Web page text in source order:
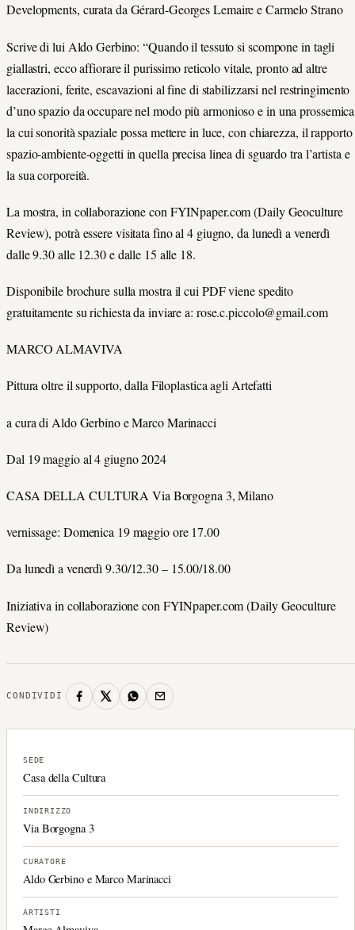
Developments, curata da Gérard-Georges Lemaire e Carmelo Strano
Scrive di lui Aldo Gerbino: “Quando il tessuto si scompone in tagli
giallastri, ecco affiorare il purissimo reticolo vitale, pronto ad altre
lacerazioni, ferite, escavazioni al fine di stabilizzarsi nel restringimento
d’uno spazio da occupare nel modo più armonioso e in una prossemica
la cui sonorità spaziale possa mettere in luce, con chiarezza, il rapporto
spazio-ambiente-oggetti in quella precisa linea di sguardo tra l’artista e
la sua corporeità.
La mostra, in collaborazione con FYINpaper.com (Daily Geoculture
Review), potrà essere visitata fino al 4 giugno, da lunedì a venerdì
dalle 9.30 alle 12.30 e dalle 15 alle 18.
Disponibile brochure sulla mostra il cui PDF viene spedito
gratuitamente su richiesta da inviare a: rose.c.piccolo@gmail.com
MARCO ALMAVIVA
Pittura oltre il supporto, dalla Filoplastica agli Artefatti
a cura di Aldo Gerbino e Marco Marinacci
Dal 19 maggio al 4 giugno 2024
CASA DELLA CULTURA Via Borgogna 3, Milano
vernissage: Domenica 19 maggio ore 17.00
Da lunedì a venerdì 9.30/12.30 – 15.00/18.00
Iniziativa in collaborazione con FYINpaper.com (Daily Geoculture
Review)
CONDIVIDI
SEDE
Casa della Cultura
INDIRIZZO
Via Borgogna 3
CURATORE
Aldo Gerbino e Marco Marinacci
ARTISTI